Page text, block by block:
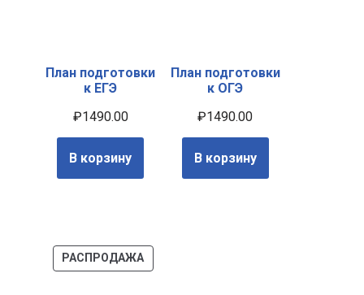
План подготовки
к ЕГЭ
₽1490.00
В корзину
План подготовки
к ОГЭ
₽1490.00
В корзину
РАСПРОДАЖА